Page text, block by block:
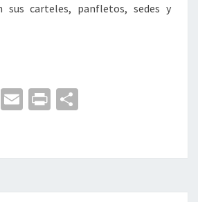
sus carteles, panfletos, sedes y
Li E
l
Pr
p
ar